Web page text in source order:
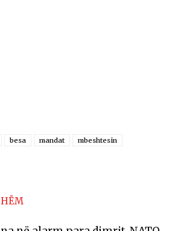
besa mandat
mbeshtesin